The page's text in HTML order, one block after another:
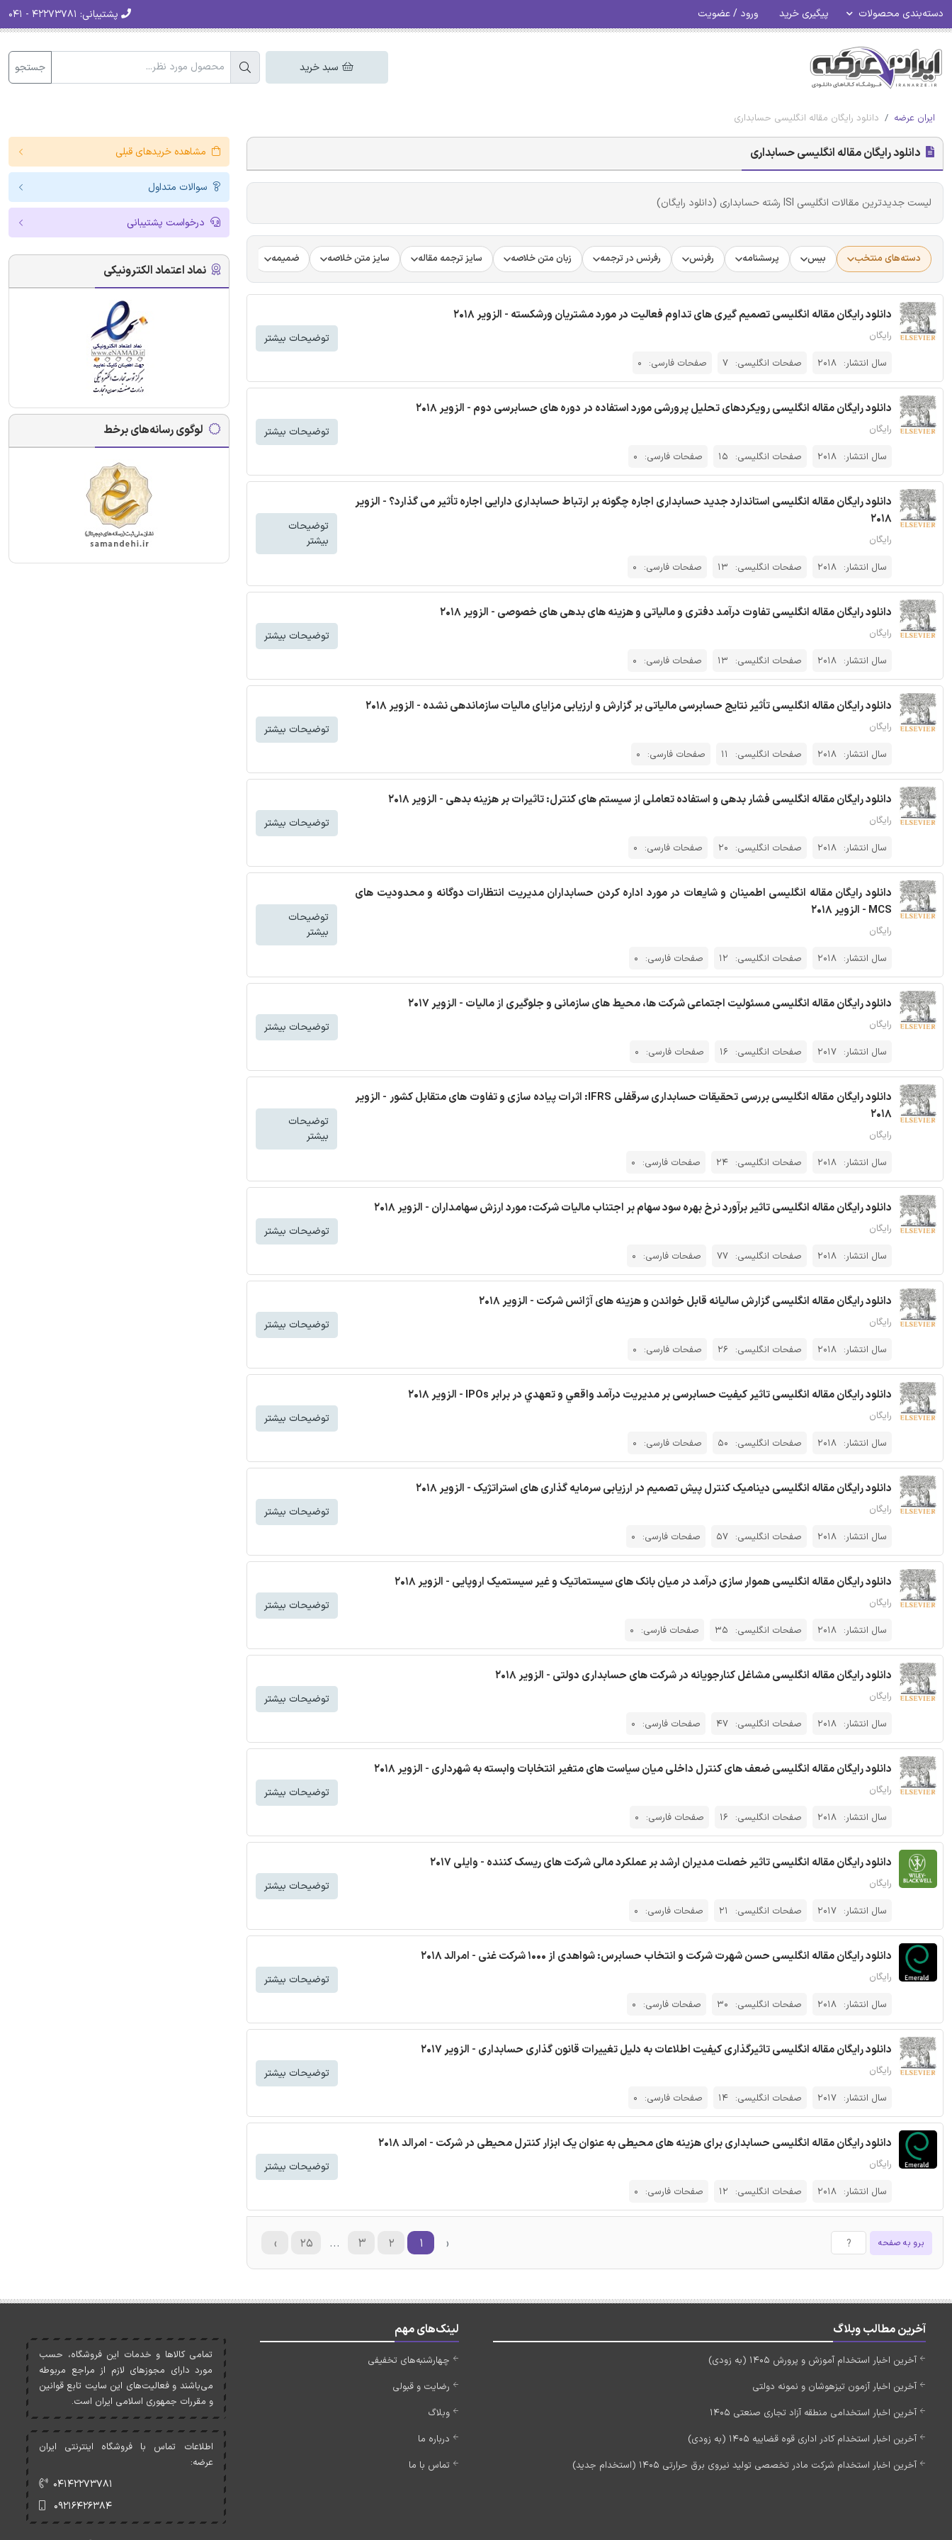
دسته‌بندی محصولات پیگیری خرید ورود / عضویت پشتیبانی:
سبد خرید جستجو
ایران عرضه دانلود رایگان مقاله انگلیسی حسابداری
دانلود رایگان مقاله انگلیسی حسابداری
لیست جدیدترین مقالات انگلیسی ISI رشته حسابداری (دانلود رایگان)
دسته‌های منتخب بیس پرسشنامه رفرنس رفرنس در ترجمه زبان متن خلاصه سایز ترجمه مقاله سایز متن خلاصه ضمیمه فرضیه فرمت ترجمه مقاله فرمت مقاله انگلیسی
دانلود رایگان مقاله انگلیسی تصمیم گیری های تداوم فعالیت در مورد مشتریان ورشکسته - الزویر 2018
رایگان
سال انتشار: 2018 صفحات انگلیسی: 7 صفحات فارسی: 0
توضیحات بیشتر
دانلود رایگان مقاله انگلیسی رویکردهای تحلیل پرورشی مورد استفاده در دوره های حسابرسی دوم - الزویر 2018
رایگان
سال انتشار: 2018 صفحات انگلیسی: 15 صفحات فارسی: 0
توضیحات بیشتر
دانلود رایگان مقاله انگلیسی استاندارد جدید حسابداری اجاره چگونه بر ارتباط حسابداری دارایی اجاره تأثیر می گذارد؟ - الزویر
2018
رایگان
سال انتشار: 2018 صفحات انگلیسی: 13 صفحات فارسی: 0
توضیحات
بیشتر
دانلود رایگان مقاله انگلیسی تفاوت درآمد دفتری و مالیاتی و هزینه های بدهی های خصوصی - الزویر 2018
رایگان
سال انتشار: 2018 صفحات انگلیسی: 13 صفحات فارسی: 0
توضیحات بیشتر
دانلود رایگان مقاله انگلیسی تأثیر نتایج حسابرسی مالیاتی بر گزارش و ارزیابی مزایای مالیات سازماندهی نشده - الزویر 2018
رایگان
سال انتشار: 2018 صفحات انگلیسی: 11 صفحات فارسی: 0
توضیحات بیشتر
دانلود رایگان مقاله انگلیسی فشار بدهی و استفاده تعاملی از سیستم های کنترل: تاثیرات بر هزینه بدهی - الزویر 2018
رایگان
سال انتشار: 2018 صفحات انگلیسی: 20 صفحات فارسی: 0
توضیحات بیشتر
دانلود رایگان مقاله انگلیسی اطمینان و شایعات در مورد اداره کردن حسابداران مدیریت انتظارات دوگانه و محدودیت های
MCS - الزویر 2018
رایگان
سال انتشار: 2018 صفحات انگلیسی: 12 صفحات فارسی: 0
توضیحات
بیشتر
دانلود رایگان مقاله انگلیسی مسئولیت اجتماعی شرکت ها، محیط های سازمانی و جلوگیری از مالیات - الزویر 2017
رایگان
سال انتشار: 2017 صفحات انگلیسی: 16 صفحات فارسی: 0
توضیحات بیشتر
دانلود رایگان مقاله انگلیسی بررسی تحقیقات حسابداری سرقفلی IFRS: اثرات پیاده سازی و تفاوت های متقابل کشور - الزویر
2018
رایگان
سال انتشار: 2018 صفحات انگلیسی: 24 صفحات فارسی: 0
توضیحات
بیشتر
دانلود رایگان مقاله انگلیسی تاثیر برآورد نرخ بهره سود سهام بر اجتناب مالیات شرکت: مورد ارزش سهامداران - الزویر 2018
رایگان
سال انتشار: 2018 صفحات انگلیسی: 77 صفحات فارسی: 0
توضیحات بیشتر
دانلود رایگان مقاله انگلیسی گزارش سالیانه قابل خواندن و هزینه های آژانس شرکت - الزویر 2018
رایگان
سال انتشار: 2018 صفحات انگلیسی: 26 صفحات فارسی: 0
توضیحات بیشتر
دانلود رایگان مقاله انگلیسی تاثير كيفيت حسابرسی بر مديريت درآمد واقعي و تعهدي در برابر IPOs - الزویر 2018
رایگان
سال انتشار: 2018 صفحات انگلیسی: 50 صفحات فارسی: 0
توضیحات بیشتر
دانلود رایگان مقاله انگلیسی دینامیک کنترل پیش تصمیم در ارزیابی سرمایه گذاری های استراتژیک - الزویر 2018
رایگان
سال انتشار: 2018 صفحات انگلیسی: 57 صفحات فارسی: 0
توضیحات بیشتر
دانلود رایگان مقاله انگلیسی هموار سازی درآمد در میان بانک های سیستماتیک و غیر سیستمیک اروپایی - الزویر 2018
رایگان
سال انتشار: 2018 صفحات انگلیسی: 35 صفحات فارسی: 0
توضیحات بیشتر
دانلود رایگان مقاله انگلیسی مشاغل کنارجویانه در شرکت های حسابداری دولتی - الزویر 2018
رایگان
سال انتشار: 2018 صفحات انگلیسی: 47 صفحات فارسی: 0
توضیحات بیشتر
دانلود رایگان مقاله انگلیسی ضعف های کنترل داخلی میان سیاست های متغیر انتخابات وابسته به شهرداری - الزویر 2018
رایگان
سال انتشار: 2018 صفحات انگلیسی: 16 صفحات فارسی: 0
توضیحات بیشتر
دانلود رایگان مقاله انگلیسی تاثیر خصلت مدیران ارشد بر عملکرد مالی شرکت های ریسک کننده - وایلی 2017
رایگان
سال انتشار: 2017 صفحات انگلیسی: 21 صفحات فارسی: 0
توضیحات بیشتر
دانلود رایگان مقاله انگلیسی حسن شهرت شرکت و انتخاب حسابرس: شواهدی از 1000 شرکت غنی - امرالد 2018
رایگان
سال انتشار: 2018 صفحات انگلیسی: 30 صفحات فارسی: 0
توضیحات بیشتر
دانلود رایگان مقاله انگلیسی تاثیرگذاری کیفیت اطلاعات به دلیل تغییرات قانون گذاری حسابداری - الزویر 2017
رایگان
سال انتشار: 2017 صفحات انگلیسی: 14 صفحات فارسی: 0
توضیحات بیشتر
دانلود رایگان مقاله انگلیسی حسابداری برای هزینه های محیطی به عنوان یک ابزار کنترل محیطی در شرکت - امرالد 2018
رایگان
سال انتشار: 2018 صفحات انگلیسی: 12 صفحات فارسی: 0
توضیحات بیشتر
برو به صفحه ‹ ۱ ۲ ۳ ... ۲۵ ›
مشاهده خریدهای قبلی
سوالات متداول
درخواست پشتیبانی
نماد اعتماد الکترونیکی
لوگوی رسانه‌های برخط
آخرین مطالب وبلاگ
آخرین اخبار استخدام آموزش و پرورش 1405 (به زودی)
آخرین اخبار آزمون تیزهوشان و نمونه دولتی
آخرین اخبار استخدامی منطقه آزاد تجاری صنعتی 1405
آخرین اخبار استخدام کادر اداری قوه قضاییه 1405 (به زودی)
آخرین اخبار استخدام شرکت مادر تخصصی تولید نیروی برق حرارتی 1405 (استخدام جدید)
لینک‌های مهم
چهارشنبه‌های تخفیفی
رضایت و قبولی
وبلاگ
درباره ما
تماس با ما
تمامی کالاها و خدمات اين فروشگاه، حسب
مورد دارای مجوزهای لازم از مراجع مربوطه
می‌باشند و فعاليت‌های اين سايت تابع قوانين
و مقررات جمهوری اسلامی ايران است.
اطلاعات تماس با فروشگاه اینترنتی ایران
عرضه:
۰۴۱۴۲۲۷۳۷۸۱
۰۹۲۱۶۴۲۶۳۸۴